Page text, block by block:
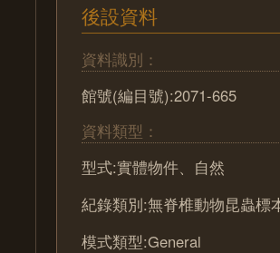
後設資料
資料識別：
館號(編目號):2071-665
資料類型：
型式:實體物件、自然
紀錄類別:無脊椎動物昆蟲標
模式類型:General